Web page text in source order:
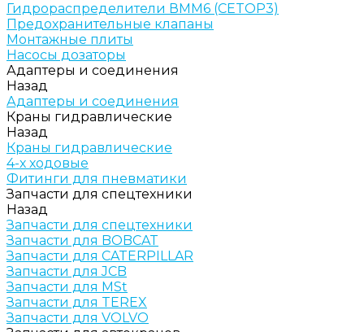
Гидрораспределители ВММ6 (CETOP3)
Предохранительные клапаны
Монтажные плиты
Насосы дозаторы
Адаптеры и соединения
Назад
Адаптеры и соединения
Краны гидравлические
Назад
Краны гидравлические
4-х ходовые
Фитинги для пневматики
Запчасти для спецтехники
Назад
Запчасти для спецтехники
Запчасти для BOBCAT
Запчасти для CATERPILLAR
Запчасти для JCB
Запчасти для MSt
Запчасти для TEREX
Запчасти для VOLVO